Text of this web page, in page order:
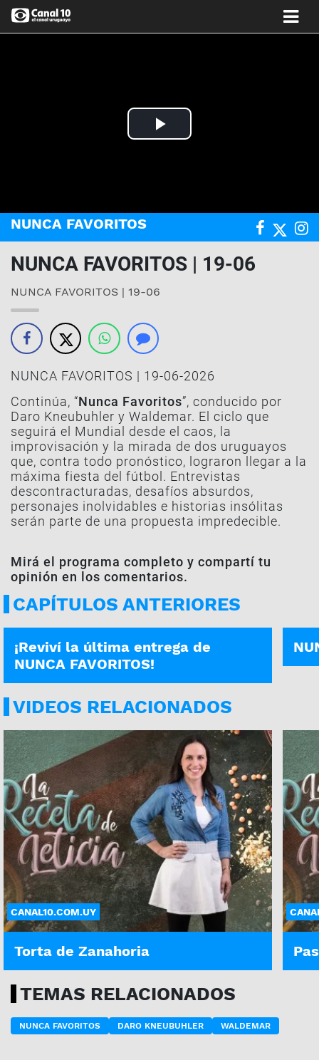
Play
NUNCA FAVORITOS
NUNCA FAVORITOS | 19-06
NUNCA FAVORITOS | 19-06
NUNCA FAVORITOS | 19-06-2026
Continúa, “Nunca Favoritos”, conducido por
Daro Kneubuhler y Waldemar. El ciclo que
seguirá el Mundial desde el caos, la
improvisación y la mirada de dos uruguayos
que, contra todo pronóstico, lograron llegar a la
máxima fiesta del fútbol. Entrevistas
descontracturadas, desafíos absurdos,
personajes inolvidables e historias insólitas
serán parte de una propuesta impredecible.
Mirá el programa completo y compartí tu
opinión en los comentarios.
CAPÍTULOS ANTERIORES
NUNCA FAVORITOS | 10-07
¡Reviví la última entrega de
NUNCA FAVORITOS!
VIDEOS RELACIONADOS
CANAL10.COM.UY
Torta de Zanahoria
TEMAS RELACIONADOS
NUNCA FAVORITOS DARO KNEUBUHLER WALDEMAR